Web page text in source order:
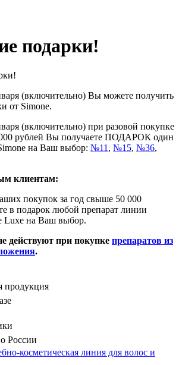
подарки!
(включительно) Вы можете получить
от Simone.
(включительно) при разовой покупке
рублей Вы получаете ПОДАРОК один
на Ваш выбор: №11 , №15, №36,
клиентам:
покупок за год свыше 50 000
в подарок любой препарат линии
Luxe на Ваш выбор.
действуют при покупке препаратов из
.
продукция
России